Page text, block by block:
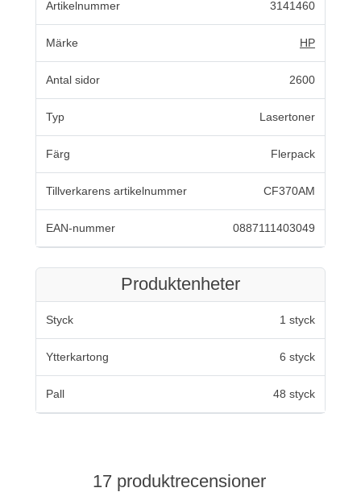
Artikelnummer 3141460
Märke HP
Antal sidor 2600
Typ Lasertoner
Färg Flerpack
Tillverkarens artikelnummer CF370AM
EAN-nummer 0887111403049
Produktenheter
Styck 1 styck
Ytterkartong 6 styck
Pall 48 styck
17 produktrecensioner